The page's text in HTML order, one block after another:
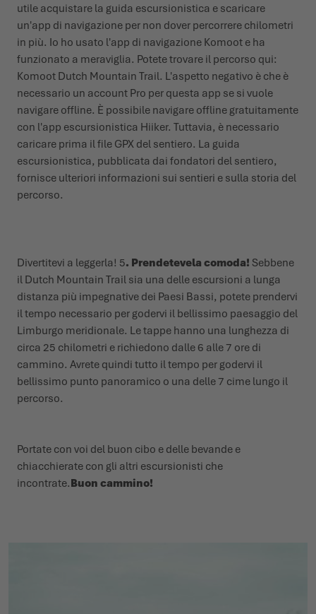
utile acquistare la guida escursionistica e scaricare
un'app di navigazione per non dover percorrere chilometri
in più. Io ho usato l'app di navigazione Komoot e ha
funzionato a meraviglia. Potete trovare il percorso qui:
Komoot Dutch Mountain Trail. L'aspetto negativo è che è
necessario un account Pro per questa app se si vuole
navigare offline. È possibile navigare offline gratuitamente
con l'app escursionistica Hiiker. Tuttavia, è necessario
caricare prima il file GPX del sentiero. La guida
escursionistica, pubblicata dai fondatori del sentiero,
fornisce ulteriori informazioni sui sentieri e sulla storia del
percorso.
Divertitevi a leggerla! 5. Prendetevela comoda! Sebbene
il Dutch Mountain Trail sia una delle escursioni a lunga
distanza più impegnative dei Paesi Bassi, potete prendervi
il tempo necessario per godervi il bellissimo paesaggio del
Limburgo meridionale. Le tappe hanno una lunghezza di
circa 25 chilometri e richiedono dalle 6 alle 7 ore di
cammino. Avrete quindi tutto il tempo per godervi il
bellissimo punto panoramico o una delle 7 cime lungo il
percorso.
Portate con voi del buon cibo e delle bevande e
chiacchierate con gli altri escursionisti che
incontrate.Buon cammino!